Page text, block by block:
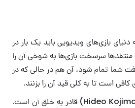
بازی‌های ویدیویی باید یک بار در
منتقدها سرسخت بازی‌ها به شوخی آن را
شما تمام شود، آن هم در حالی که در
است تا به کلی قید آن را بزنند.
با این وجود، کسانی که در برابر گیم پلی بعضا عذاب‌آور دث استرندینگ مقاومت به خرج می‌دهند، می‌توانند به اثری دست یابند که تنها مغز متفکری چون هیدئو کوجیما (Hideo Kojima) قادر به خلق آن است.